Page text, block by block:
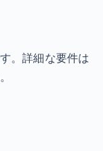
。詳細な要件は